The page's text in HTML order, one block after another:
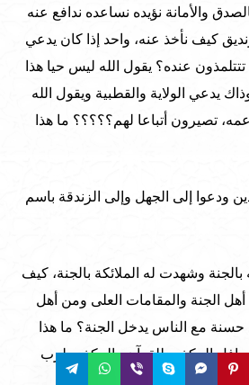
والأمانة نؤيده نساعده ندافع عنه
كيف نأخذ عنه، واحد إذا كان يدعي
عنده؟ يقول الله ليس حيا هذا
يدعي الولاية والقطبية ويقول الله
تصيرون أتباعا لهم؟؟؟؟؟ ما هذا
ودعوا إلى الجهل وإلى الزندقة باسم
بالجنة وشهدت له الملائكة بالجنة، كيف
الجنة والمقامات العلى ومن أهل
مع الناس يدخل الجنة؟ ما هذا
المكذب للقرآن والمكذب لرب